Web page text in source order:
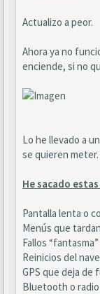
Actualizo a peor.
Ahora ya no
enciende, si no
Lo he llevado a
se quieren meter.
He sacado
Pantalla lenta o
Menús que
Fallos
Reinicios del
GPS que deja de
Bluetooth o